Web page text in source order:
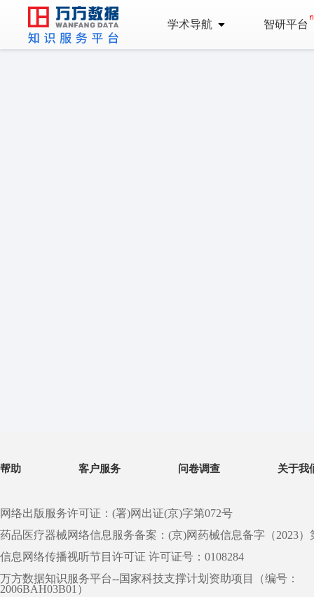
学术导航 智研平台
帮助 客户服务 问卷调查 关于我
网络出版服务许可证：(署)网出证(京)字第072号
药品医疗器械网络信息服务备案：(京)网药械信息备字（2023）
信息网络传播视听节目许可证 许可证号：0108284
万方数据知识服务平台--国家科技支撑计划资助项目（编号：
2006BAH03B01）